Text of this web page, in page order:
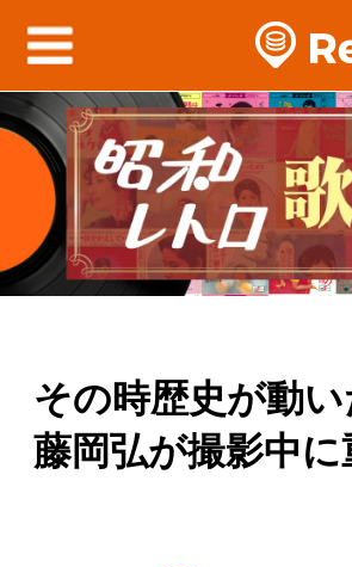
その時歴史が動
藤岡弘が撮影中